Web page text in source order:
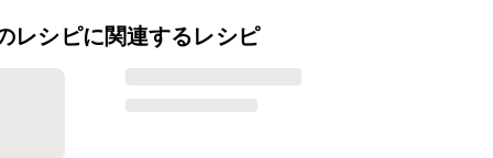
レシピに関連するレシピ